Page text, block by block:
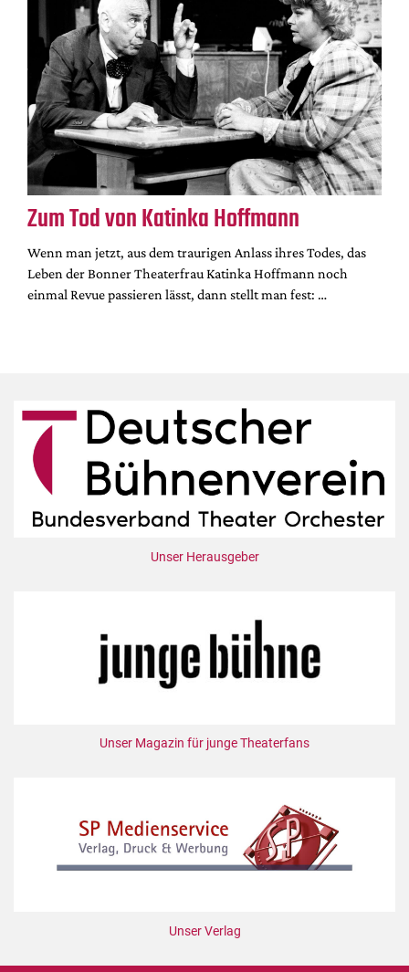
Zum Tod von Katinka Hoffmann
Wenn man jetzt, aus dem traurigen Anlass ihres Todes, das
Leben der Bonner Theaterfrau Katinka Hoffmann noch
einmal Revue passieren lässt, dann stellt man fest: …
Unser Herausgeber
Unser Magazin für junge Theaterfans
Unser Verlag